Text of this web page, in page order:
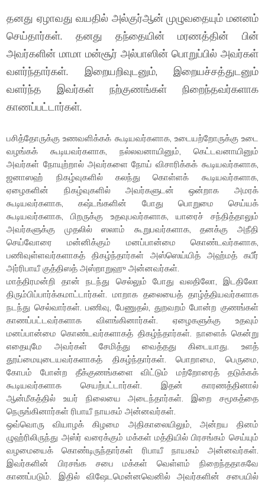
தனது ஏழாவது வயதில் அல்குர்ஆன் முழுவதையும் மனனம்
செய்தார்கள். தனது தந்தையின் மரணத்தின் பின்
அவர்களின் மாமா மன்சூர் அல்பாஸின் பொறுப்பில் அவர்கள்
வளர்ந்தார்கள். இறையறிவுடனும், இறையச்சத்துடனும்
வளர்ந்த இவர்கள் நற்குணங்கள் நிறைந்தவர்களாக
காணப்பட்டார்கள்.
பசித்தோருக்கு உணவளிக்கக் கூடியவர்களாக, உடையற்றோருக்கு உடை
வழங்கக் கூடியவர்களாக, நல்லவனாயினும், கெட்டவனாயினும்
அவர்கள் நோயுற்றால் அவர்களை நோய் விசாரிக்கக் கூடியவர்களாக,
ஜனாஸஹ் நிகழ்வுகளில் கலந்து கொள்ளக் கூடியவர்களாக,
ஏழைகளின் நிகழ்வுகளில் அவர்களுடன் ஒன்றாக அமரக்
கூடியவர்களாக, கஷ்டங்களின் போது பொறுமை செய்யக்
கூடியவர்களாக, பிறருக்கு உதவுபவர்களாக, யாரைச் சந்தித்தாலும்
அவர்களுக்கு முதலில் ஸலாம் கூறுபவர்களாக, தனக்கு அநீதி
செய்வோரை மன்னிக்கும் மனப்பான்மை கொண்டவர்களாக,
பணிவுள்ளவர்களாகத் திகழ்ந்தார்கள் அஸ்ஸெய்யித் அஹ்மத் கபீர்
அர்ரிபாயீ குத்திஸத் அஸ்றாறுஹு அன்னவர்கள்.
மாத்திரமன்றி தான் நடந்து செல்லும் போது வலதிலோ, இடதிலோ
திரும்பிப்பார்க்கமாட்டார்கள். மாறாக தலையைத் தாழ்த்தியவர்களாக
நடந்து செல்வார்கள். பணிவு, பேணுதல், துறவறம் போன்ற குணங்கள்
காணப்பட்டவர்களாக விளங்கினார்கள். ஏழைகளுக்கு உதவும்
மனப்பான்மை கொண்டவர்களாகத் திகழ்ந்தார்கள். நாளைக் கென்று
எதையுமே அவர்கள் சேமித்து வைத்தது கிடையாது. உளத்
தூய்மையுடையவர்களாகத் திகழ்ந்தார்கள். பொறாமை, பெருமை,
கோபம் போன்ற தீக்குணங்களை விட்டும் மற்றோரைத் தடுக்கக்
கூடியவர்களாக செயற்பட்டார்கள். இதன் காரணத்தினால்
ஆன்மீகத்தில் உயர் நிலையை அடைந்தார்கள். இறை சமூகத்தை
நெருங்கினார்கள் ரிபாயீ நாயகம் அன்னவர்கள்.
ஒவ்வொரு வியாழக் கிழமை அதிகாலையிலும், அன்றய தினம்
ழுஹ்ரிலிருந்து அஸ்ர் வரைக்கும் மக்கள் மத்தியில் பிரசங்கம் செய்யும்
வழமையைக் கொண்டிருந்தார்கள் ரிபாயீ நாயகம் அன்னவர்கள்.
இவர்களின் பிரசங்க சபை மக்கள் வெள்ளம் நிறைந்ததாகவே
காணப்படும். இதில் விஷேடமென்னவெனில் அவர்களின் சபையில்